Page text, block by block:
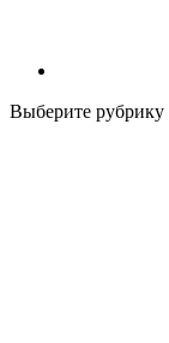
Выберите рубрику